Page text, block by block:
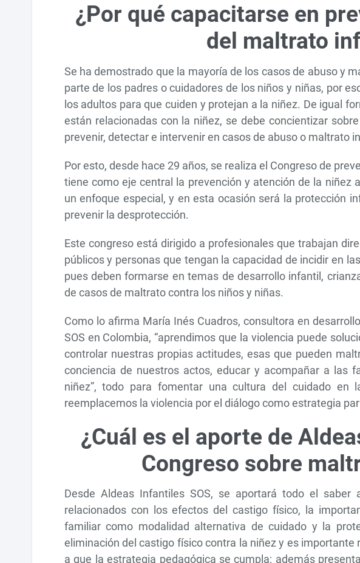
¿Por qué capacitarse en
del maltrato
Se ha demostrado que la mayoría de los casos de abuso y
parte de los padres o cuidadores de los niños y niñas, por
los adultos para que cuiden y protejan a la niñez. De igual
están relacionadas con la niñez, se debe concientizar
prevenir, detectar e intervenir en casos de abuso o maltrato
Por esto, desde hace 29 años, se realiza el Congreso de
tiene como eje central la prevención y atención de la niñez
un enfoque especial, y en esta ocasión será la protección
prevenir la desprotección.
Este congreso está dirigido a profesionales que trabajan
públicos y personas que tengan la capacidad de incidir en
pues deben formarse en temas de desarrollo infantil,
de casos de maltrato contra los niños y niñas.
Como lo afirma María Inés Cuadros, consultora en
SOS en Colombia, “aprendimos que la violencia puede
controlar nuestras propias actitudes, esas que pueden
conciencia de nuestros actos, educar y acompañar a las
niñez”, todo para fomentar una cultura del cuidado en
reemplacemos la violencia por el diálogo como estrategia
¿Cuál es el aporte de
Congreso sobre
Desde Aldeas Infantiles SOS, se aportará todo el
relacionados con los efectos del castigo físico, la
familiar como modalidad alternativa de cuidado y la
eliminación del castigo físico contra la niñez y es
a que la estrategia pedagógica se cumpla; además